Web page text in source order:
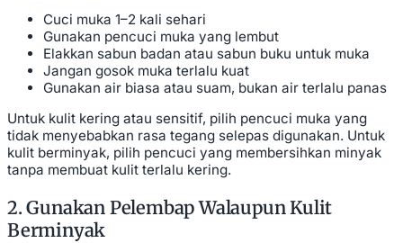
Cuci muka 1–2 kali sehari
Gunakan pencuci muka yang lembut
Elakkan sabun badan atau sabun buku untuk muka
Jangan gosok muka terlalu kuat
Gunakan air biasa atau suam, bukan air terlalu panas
Untuk kulit kering atau sensitif, pilih pencuci muka yang
tidak menyebabkan rasa tegang selepas digunakan. Untuk
kulit berminyak, pilih pencuci yang membersihkan minyak
tanpa membuat kulit terlalu kering.
2. Gunakan Pelembap Walaupun Kulit
Berminyak